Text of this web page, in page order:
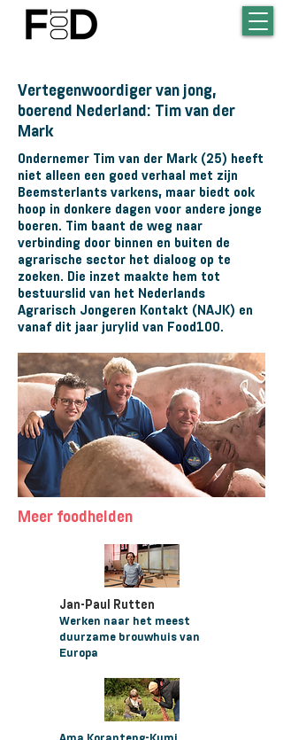
Vertegenwoordiger van jong,
boerend Nederland: Tim van der
Mark
Ondernemer Tim van der Mark (25) heeft
niet alleen een goed verhaal met zijn
Beemsterlants varkens, maar biedt ook
hoop in donkere dagen voor andere jonge
boeren. Tim baant de weg naar
verbinding door binnen en buiten de
agrarische sector het dialoog op te
zoeken. Die inzet maakte hem tot
bestuurslid van het Nederlands
Agrarisch Jongeren Kontakt (NAJK) en
vanaf dit jaar jurylid van Food100.
Meer foodhelden
Jan-Paul Rutten
Werken naar het meest
duurzame brouwhuis van
Europa